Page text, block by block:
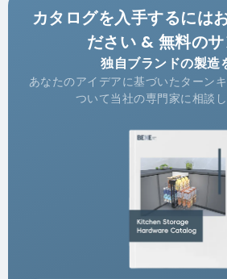
カタログを入手するには
ださい & 無料の
独自ブランドの製造
あなたのアイデアに基づいたターン
ついて当社の専門家に相談